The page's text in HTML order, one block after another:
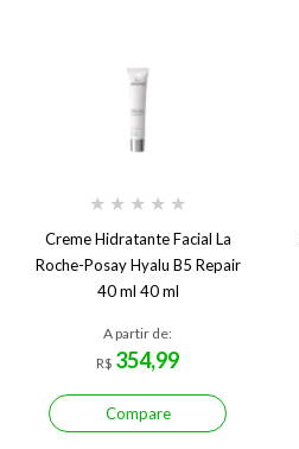
★ ★ ★ ★ ★
Creme Hidratante Facial La
Roche-Posay Hyalu B5 Repair
40 ml 40 ml
A partir de:
R$ 354,99
Compare